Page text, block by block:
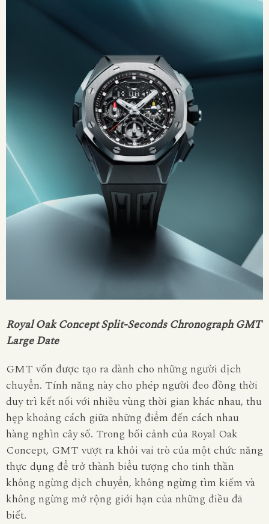
Royal Oak Concept Split-Seconds Chronograph GMT
Large Date
GMT vốn được tạo ra dành cho những người dịch
chuyển. Tính năng này cho phép người đeo đồng thời
duy trì kết nối với nhiều vùng thời gian khác nhau, thu
hẹp khoảng cách giữa những điểm đến cách nhau
hàng nghìn cây số. Trong bối cảnh của Royal Oak
Concept, GMT vượt ra khỏi vai trò của một chức năng
thực dụng để trở thành biểu tượng cho tinh thần
không ngừng dịch chuyển, không ngừng tìm kiếm và
không ngừng mở rộng giới hạn của những điều đã
biết.